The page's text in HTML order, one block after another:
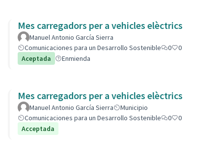
Mes carregadors per a vehicles elèctrics
Manuel Antonio García Sierra
Comunicaciones para un Desarrollo Sostenible
0
0
Aceptada
Enmienda
Mes carregadors per a vehicles elèctrics
Manuel Antonio García Sierra
Municipio
Comunicaciones para un Desarrollo Sostenible
0
0
Acceptada